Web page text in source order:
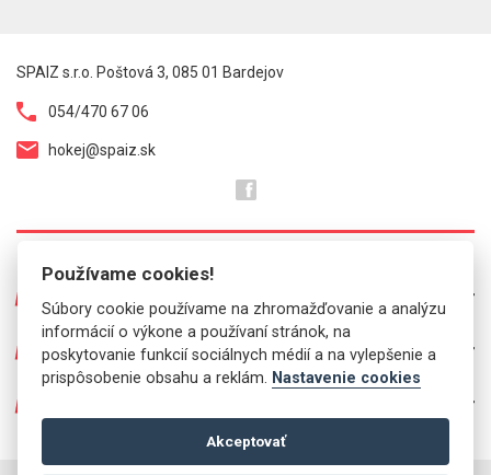
SPAIZ s.r.o. Poštová 3, 085 01 Bardejov
054/470 67 06
hokej@spaiz.sk
O NÁS
Prezentácia predajní
Kontakt
Mailinglist
Brúsenie korčúľ
Partnerský web bicykle.eu
PRE VÁS
Vernostný program
Sledovanie balíka DPD
Doručenie - poplatky
Používame cookies!
Súbory cookie používame na zhromažďovanie a analýzu
informácií o výkone a používaní stránok, na
poskytovanie funkcií sociálnych médií a na vylepšenie a
prispôsobenie obsahu a reklám. Nastavenie cookies
Akceptovať